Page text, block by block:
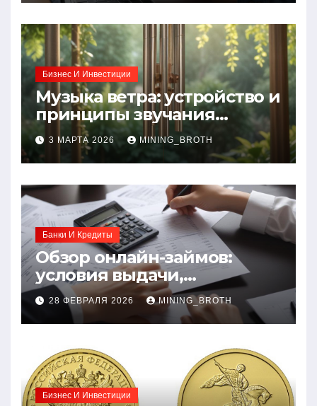
Бизнес И Инвестиции
Музыка ветра: устройство и
принципы звучания
колокольчиков
3 МАРТА 2026 MINING_BROTH
Банки И Кредиты
Обзор онлайн-займов:
условия выдачи,
процентные ставки и
требования к заемщикам
28 ФЕВРАЛЯ 2026 MINING_BROTH
Бизнес И Инвестиции